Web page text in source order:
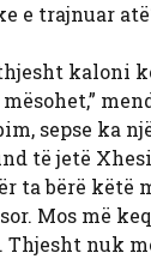
e trajnuar
kaloni
sepse ka
të jetë
ta bërë këtë
Mos më
nuk